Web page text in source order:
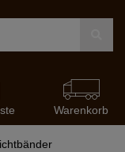
Warenkorb